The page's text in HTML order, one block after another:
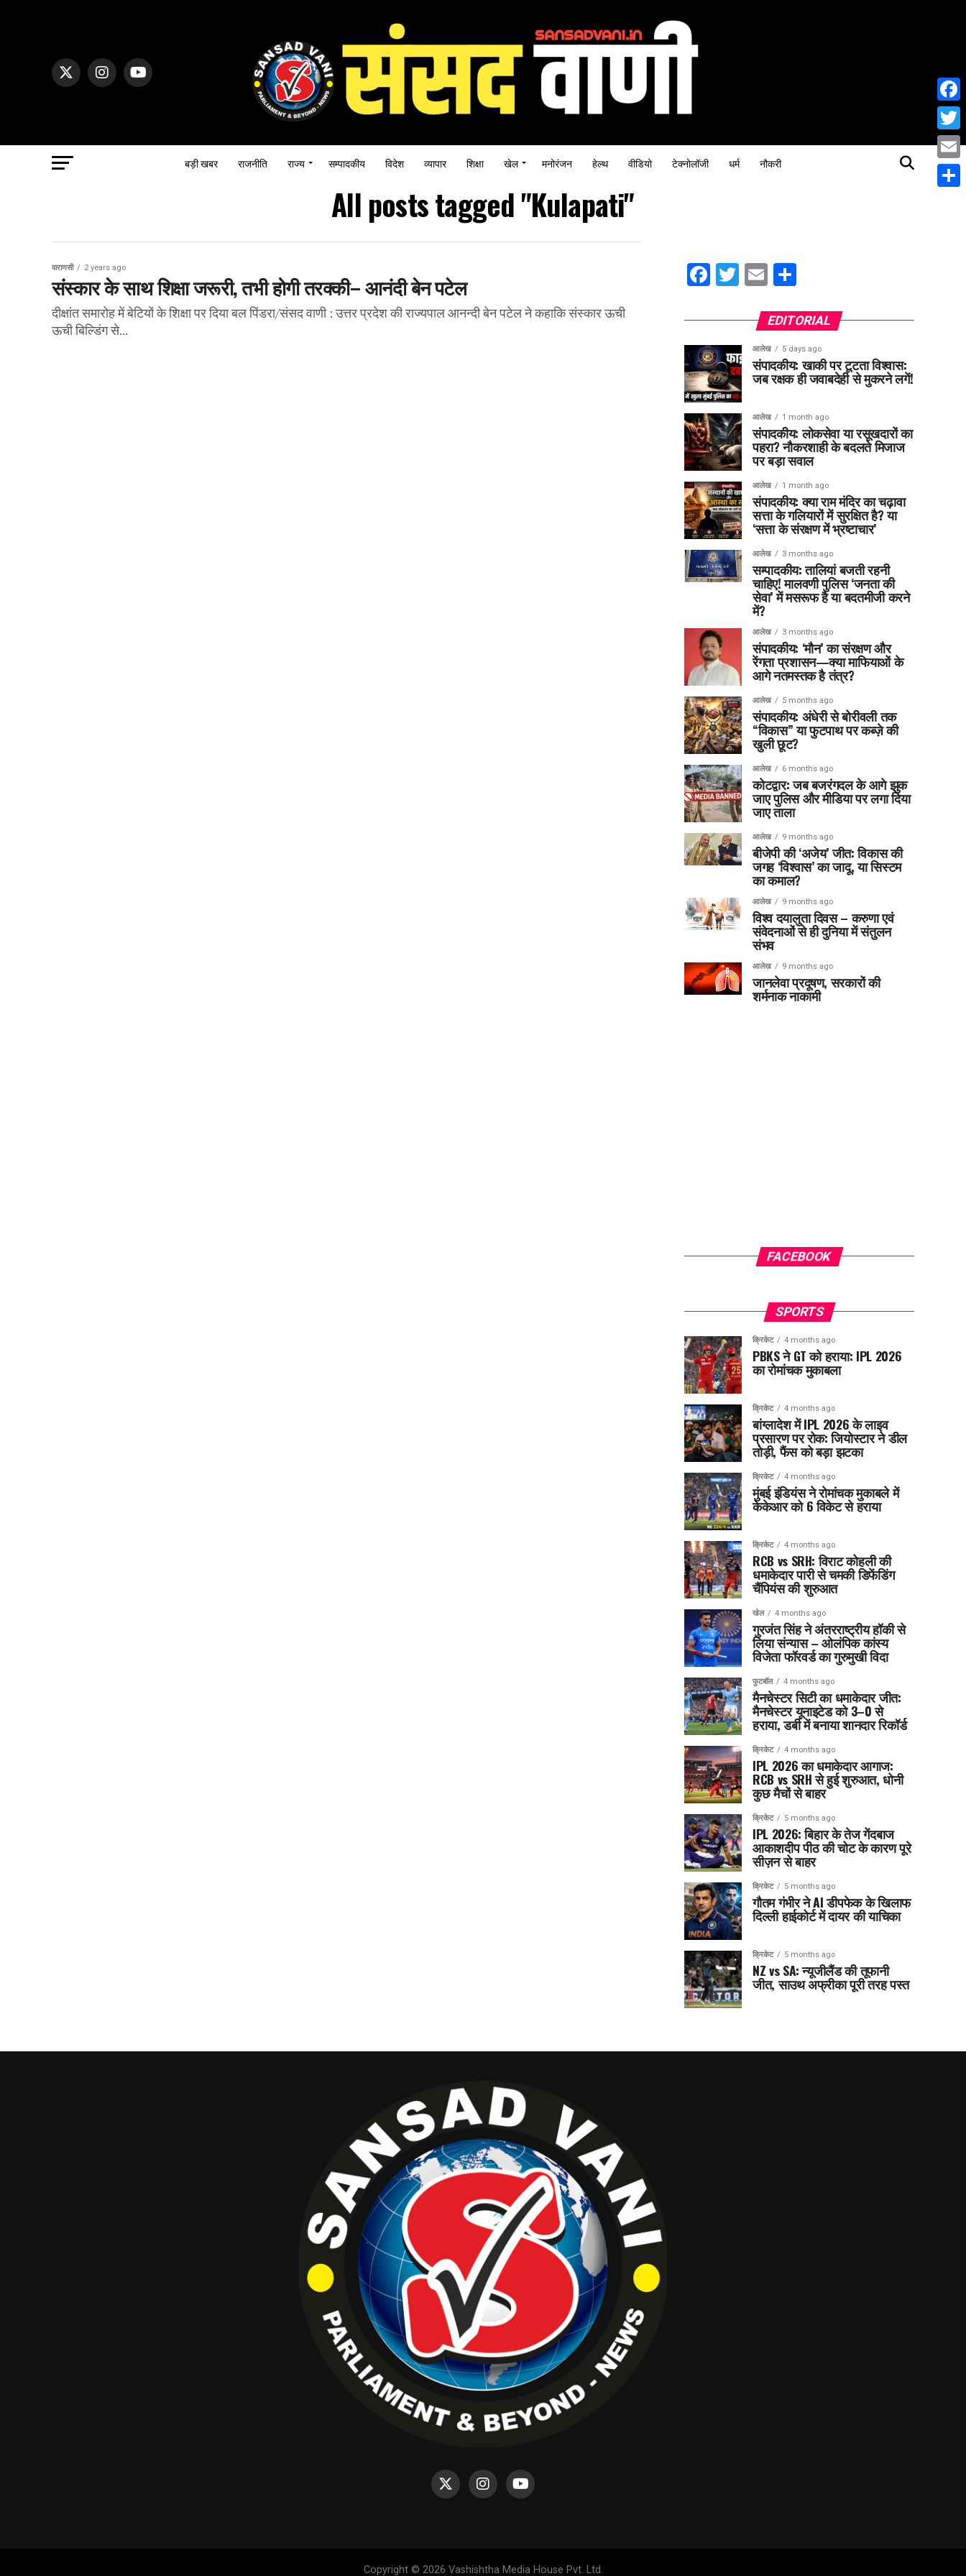
बड़ी खबर राजनीति राज्य सम्पादकीय विदेश व्यापार शिक्षा खेल मनोरंजन हेल्थ वीडियो टेक्नोलॉजी धर्म नौकरी
All posts tagged "Kulapati"
वाराणसी 2 years ago
संस्कार के साथ शिक्षा जरूरी, तभी होगी तरक्की– आनंदी बेन पटेल
दीक्षांत समारोह में बेटियों के शिक्षा पर दिया बल पिंडरा/संसद वाणी : उत्तर प्रदेश की राज्यपाल आनन्दी बेन पटेल ने कहाकि संस्कार ऊची
ऊची बिल्डिंग से...
Facebook
Twitter
Email
EDITORIAL
आलेख 5 days ago
संपादकीय: खाकी पर टूटता विश्वास:
जब रक्षक ही जवाबदेही से मुकरने लगें!
आलेख 1 month ago
संपादकीय: लोकसेवा या रसूखदारों का
पहरा? नौकरशाही के बदलते मिजाज
पर बड़ा सवाल
आलेख 1 month ago
संपादकीय: क्या राम मंदिर का चढ़ावा
सत्ता के गलियारों में सुरक्षित है? या
‘सत्ता के संरक्षण में भ्रष्टाचार’
आलेख 3 months ago
सम्पादकीय: तालियां बजती रहनी
चाहिए! मालवणी पुलिस ‘जनता की
सेवा’ में मसरूफ है या बदतमीजी करने
में?
आलेख 3 months ago
संपादकीय: ‘मौन’ का संरक्षण और
रेंगता प्रशासन—क्या माफियाओं के
आगे नतमस्तक है तंत्र?
आलेख 5 months ago
संपादकीय: अंधेरी से बोरीवली तक
“विकास” या फुटपाथ पर कब्ज़े की
खुली छूट?
आलेख 6 months ago
कोटद्वार: जब बजरंगदल के आगे झुक
जाए पुलिस और मीडिया पर लगा दिया
जाए ताला
आलेख 9 months ago
बीजेपी की ‘अजेय’ जीत: विकास की
जगह ‘विश्वास’ का जादू, या सिस्टम
का कमाल?
आलेख 9 months ago
विश्व दयालुता दिवस – करुणा एवं
संवेदनाओं से ही दुनिया में संतुलन
संभव
आलेख 9 months ago
जानलेवा प्रदूषण, सरकारों की
शर्मनाक नाकामी
FACEBOOK
SPORTS
क्रिकेट 4 months ago
PBKS ने GT को हराया: IPL 2026
का रोमांचक मुकाबला
क्रिकेट 4 months ago
बांग्लादेश में IPL 2026 के लाइव
प्रसारण पर रोक: जियोस्टार ने डील
तोड़ी, फैंस को बड़ा झटका
क्रिकेट 4 months ago
मुंबई इंडियंस ने रोमांचक मुकाबले में
केकेआर को 6 विकेट से हराया
क्रिकेट 4 months ago
RCB vs SRH: विराट कोहली की
धमाकेदार पारी से चमकी डिफेंडिंग
चैंपियंस की शुरुआत
खेल 4 months ago
गुरजंत सिंह ने अंतरराष्ट्रीय हॉकी से
लिया संन्यास – ओलंपिक कांस्य
विजेता फॉरवर्ड का गुरुमुखी विदा
फुटबॉल 4 months ago
मैनचेस्टर सिटी का धमाकेदार जीत:
मैनचेस्टर यूनाइटेड को 3–0 से
हराया, डर्बी में बनाया शानदार रिकॉर्ड
क्रिकेट 4 months ago
IPL 2026 का धमाकेदार आगाज:
RCB vs SRH से हुई शुरुआत, धोनी
कुछ मैचों से बाहर
क्रिकेट 5 months ago
IPL 2026: बिहार के तेज गेंदबाज
आकाशदीप पीठ की चोट के कारण पूरे
सीज़न से बाहर
क्रिकेट 5 months ago
गौतम गंभीर ने AI डीपफेक के खिलाफ
दिल्ली हाईकोर्ट में दायर की याचिका
क्रिकेट 5 months ago
NZ vs SA: न्यूजीलैंड की तूफानी
जीत, साउथ अफ्रीका पूरी तरह पस्त
Copyright © 2026 Vashishtha Media House Pvt. Ltd.
Email